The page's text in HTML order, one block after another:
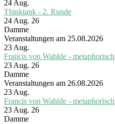
24Aug.
Thinktank - 2. Runde
24 Aug. 26
Damme
Veranstaltungen am 25.08.2026
23Aug.
Francis von Wahlde - metaphorisch
23 Aug. 26
Damme
Veranstaltungen am 26.08.2026
23Aug.
Francis von Wahlde - metaphorisch
23 Aug. 26
Damme